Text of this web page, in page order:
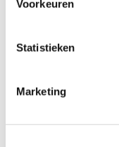
Voorkeuren
Statistieken
Marketing